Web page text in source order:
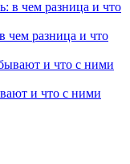
чем разница и что
и что с ними